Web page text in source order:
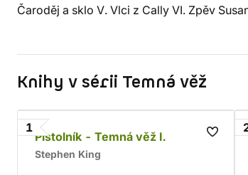
Čaroděj a sklo V. Vlci z Cally VI. Zpěv
Knihy v sérii Temná věž
1
Pistolník - Temná věž I.
Stephen King